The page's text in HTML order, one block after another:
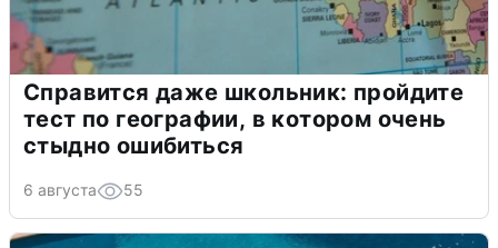
Справится даже школьник: пройдите
тест по географии, в котором очень
стыдно ошибиться
6 августа 55